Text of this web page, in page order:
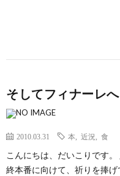
そしてフィナーレへ
2010.03.31 本 近況 食
こんにちは、だいこりです
終本番に向けて、祈りを捧げ